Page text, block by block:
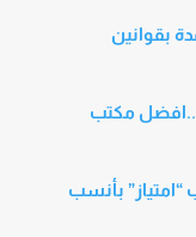
بقوانين
مكتب
بأنسب